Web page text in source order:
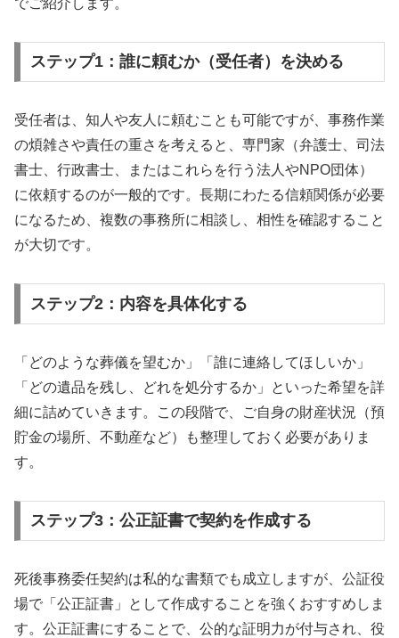
ステップ1：誰に頼むか（受任者）を決める
受任者は、知人や友人に頼むことも可能ですが、事務作業
の煩雑さや責任の重さを考えると、専門家（弁護士、司法
書士、行政書士、またはこれらを行う法人やNPO団体）
に依頼するのが一般的です。長期にわたる信頼関係が必要
になるため、複数の事務所に相談し、相性を確認すること
が大切です。
ステップ2：内容を具体化する
「どのような葬儀を望むか」「誰に連絡してほしいか」
「どの遺品を残し、どれを処分するか」といった希望を詳
細に詰めていきます。この段階で、ご自身の財産状況（預
貯金の場所、不動産など）も整理しておく必要がありま
す。
ステップ3：公正証書で契約を作成する
死後事務委任契約は私的な書類でも成立しますが、公証役
場で「公正証書」として作成することを強くおすすめしま
す。公正証書にすることで、公的な証明力が付与され、役